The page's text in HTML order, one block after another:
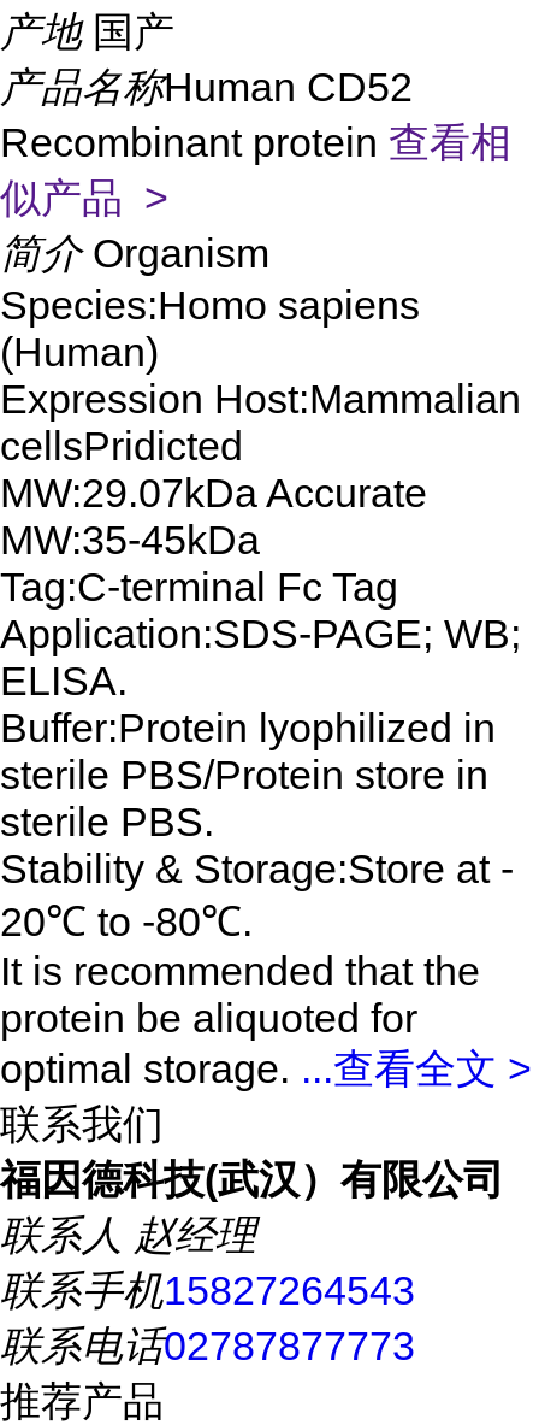
产地 国产
产品名称Human CD52
Recombinant protein 查看相
似产品 >
简介 Organism
Species:Homo sapiens
(Human)
Expression Host:Mammalian
cellsPridicted
MW:29.07kDa Accurate
MW:35-45kDa
Tag:C-terminal Fc Tag
Application:SDS-PAGE; WB;
ELISA.
Buffer:Protein lyophilized in
sterile PBS/Protein store in
sterile PBS.
Stability & Storage:Store at -
20℃ to -80℃.
It is recommended that the
protein be aliquoted for
optimal storage. ...查看全文 >
联系我们
福因德科技(武汉）有限公司
联系人 赵经理
联系手机15827264543
联系电话02787877773
推荐产品